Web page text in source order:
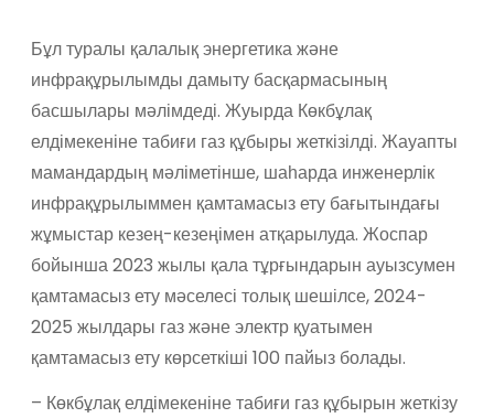
Бұл туралы қалалық энергетика және
инфрақұрылымды дамыту басқармасының
басшылары мәлімдеді. Жуырда Көкбұлақ
елдімекеніне табиғи газ құбыры жеткізілді. Жауапты
мамандардың мәліметінше, шаһарда инженерлік
инфрақұрылыммен қамтамасыз ету бағытындағы
жұмыстар кезең-кезеңімен атқарылуда. Жоспар
бойынша 2023 жылы қала тұрғындарын ауызсумен
қамтамасыз ету мәселесі толық шешілсе, 2024-
2025 жылдары газ және электр қуатымен
қамтамасыз ету көрсеткіші 100 пайыз болады.
– Көкбұлақ елдімекеніне табиғи газ құбырын жеткізу